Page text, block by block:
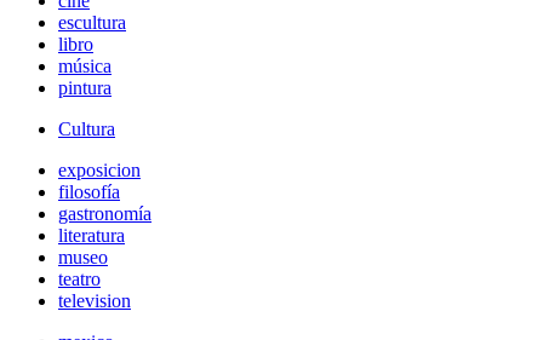
escultura
libro
música
pintura
Cultura
exposicion
filosofía
gastronomía
literatura
museo
teatro
television